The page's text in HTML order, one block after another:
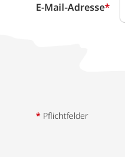
E-Mail-Adresse*
* Pflichtfelder